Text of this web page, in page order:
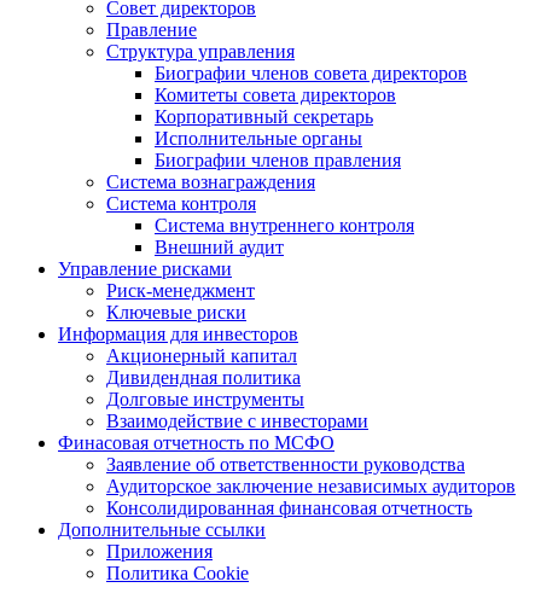
Совет директоров
Правление
Структура управления
Биографии членов совета директоров
Комитеты совета директоров
Корпоративный секретарь
Исполнительные органы
Биографии членов правления
Система вознаграждения
Система контроля
Система внутреннего контроля
Внешний аудит
Управление рисками
Риск-менеджмент
Ключевые риски
Информация для инвесторов
Акционерный капитал
Дивидендная политика
Долговые инструменты
Взаимодействие с инвеcторами
Финасовая отчетность по МСФО
Заявление об ответственности руководства
Аудиторское заключение независимых аудиторов
Консолидированная финансовая отчетность
Дополнительные ссылки
Приложения
Политика Cookie